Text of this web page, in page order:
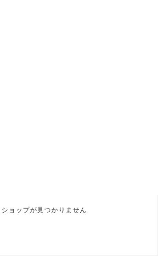
ショップが見つかりません